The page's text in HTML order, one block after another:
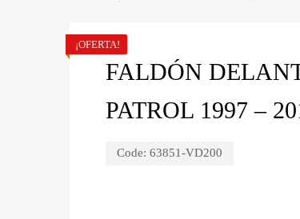
FALDÓN
PATROL 1997 –
Code: 63851-VD200
¡OFERTA!